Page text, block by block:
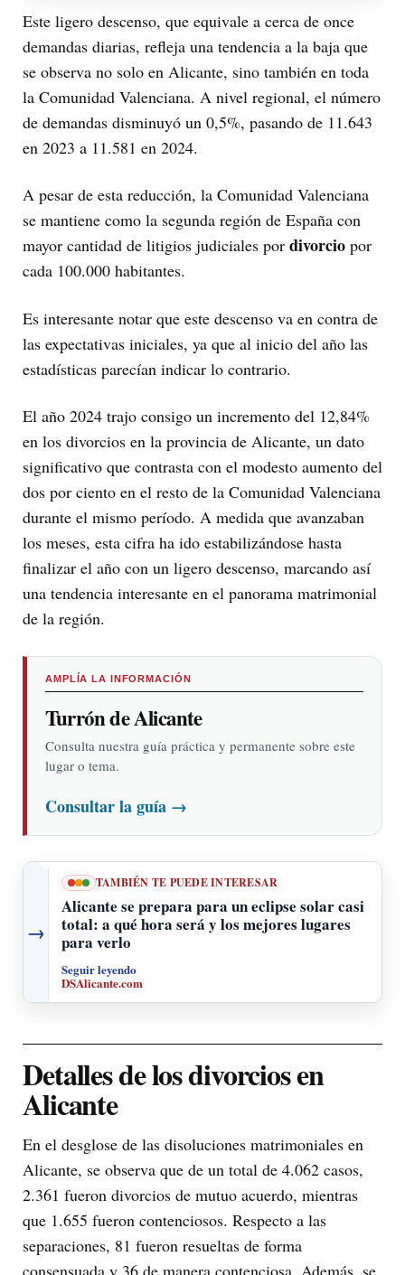
Este ligero descenso, que equivale a cerca de once
demandas diarias, refleja una tendencia a la baja que
se observa no solo en Alicante, sino también en toda
la Comunidad Valenciana. A nivel regional, el número
de demandas disminuyó un 0,5%, pasando de 11.643
en 2023 a 11.581 en 2024.
A pesar de esta reducción, la Comunidad Valenciana
se mantiene como la segunda región de España con
mayor cantidad de litigios judiciales por divorcio por
cada 100.000 habitantes.
Es interesante notar que este descenso va en contra de
las expectativas iniciales, ya que al inicio del año las
estadísticas parecían indicar lo contrario.
El año 2024 trajo consigo un incremento del 12,84%
en los divorcios en la provincia de Alicante, un dato
significativo que contrasta con el modesto aumento del
dos por ciento en el resto de la Comunidad Valenciana
durante el mismo período. A medida que avanzaban
los meses, esta cifra ha ido estabilizándose hasta
finalizar el año con un ligero descenso, marcando así
una tendencia interesante en el panorama matrimonial
de la región.
AMPLÍA LA INFORMACIÓN
Turrón de Alicante
Consulta nuestra guía práctica y permanente sobre este
lugar o tema.
Consultar la guía →
→
TAMBIÉN TE PUEDE INTERESAR
Alicante se prepara para un eclipse solar casi
total: a qué hora será y los mejores lugares
para verlo
Seguir leyendo
DSAlicante.com
Detalles de los divorcios en
Alicante
En el desglose de las disoluciones matrimoniales en
Alicante, se observa que de un total de 4.062 casos,
2.361 fueron divorcios de mutuo acuerdo, mientras
que 1.655 fueron contenciosos. Respecto a las
separaciones, 81 fueron resueltas de forma